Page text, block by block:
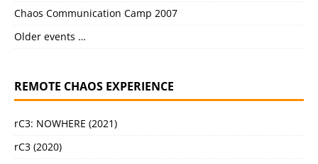
Chaos Communication Camp 2007
Older events …
REMOTE CHAOS EXPERIENCE
rC3: NOWHERE (2021)
rC3 (2020)